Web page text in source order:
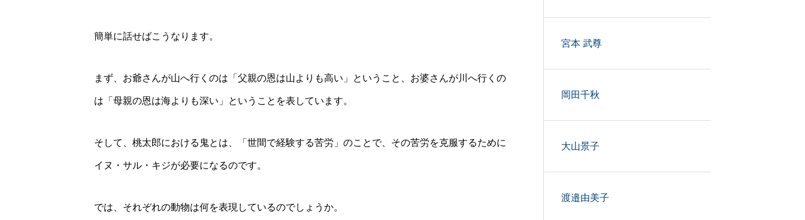
簡単に話せばこうなります。
まず、お爺さんが山へ行くのは「父親の恩は山よりも高い」ということ、お婆さんが川へ行くの
は「母親の恩は海よりも深い」ということを表しています。
そして、桃太郎における鬼とは、「世間で経験する苦労」のことで、その苦労を克服するために
イヌ・サル・キジが必要になるのです。
では、それぞれの動物は何を表現しているのでしょうか。
宮本 武尊
岡田千秋
大山景子
渡邉由美子